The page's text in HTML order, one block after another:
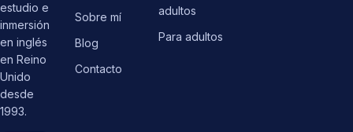
estudio e
inmersión
en inglés
en Reino
Unido
desde
1993.
Sobre mí
Blog
Contacto
adultos
Para adultos